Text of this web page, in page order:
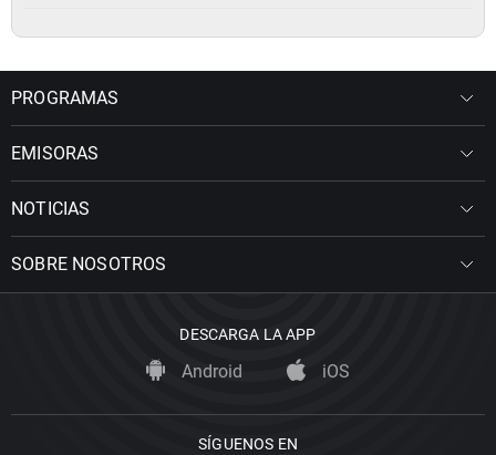
PROGRAMAS
EMISORAS
NOTICIAS
SOBRE NOSOTROS
DESCARGA LA APP
Android iOS
SÍGUENOS EN